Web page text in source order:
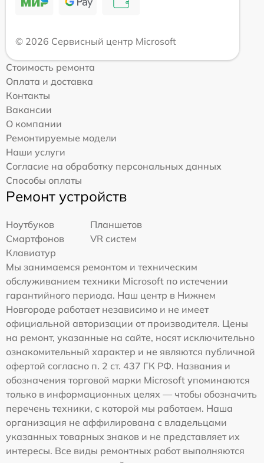
© 2026 Сервисный центр Microsoft
Стоимость ремонта
Оплата и доставка
Контакты
Вакансии
О компании
Ремонтируемые модели
Наши услуги
Согласие на обработку персональных данных
Способы оплаты
Ремонт устройств
Ноутбуков
Планшетов
Смартфонов
VR систем
Клавиатур
Мы занимаемся ремонтом и техническим
обслуживанием техники Microsoft по истечении
гарантийного периода. Наш центр в Нижнем
Новгороде работает независимо и не имеет
официальной авторизации от производителя. Цены
на ремонт, указанные на сайте, носят исключительно
ознакомительный характер и не являются публичной
офертой согласно п. 2 ст. 437 ГК РФ. Названия и
обозначения торговой марки Microsoft упоминаются
только в информационных целях — чтобы обозначить
перечень техники, с которой мы работаем. Наша
организация не аффилирована с владельцами
указанных товарных знаков и не представляет их
интересы. Все виды ремонтных работ выполняются